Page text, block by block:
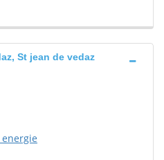
St jean de vedaz